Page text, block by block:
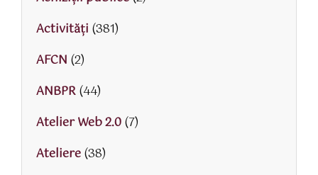
Activităţi (381)
AFCN (2)
ANBPR(44)
Atelier Web 2.0(7)
Ateliere(38)